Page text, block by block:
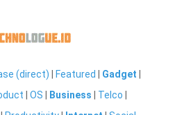
(direct) Featured Gadget
|OS Business Telco